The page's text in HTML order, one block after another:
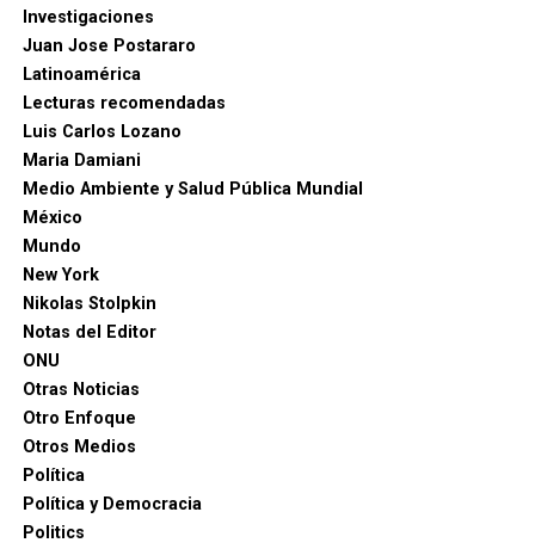
Investigaciones
Juan Jose Postararo
Latinoamérica
Lecturas recomendadas
Luis Carlos Lozano
Maria Damiani
Medio Ambiente y Salud Pública Mundial
México
Mundo
New York
Nikolas Stolpkin
Notas del Editor
ONU
Otras Noticias
Otro Enfoque
Otros Medios
Política
Política y Democracia
Politics